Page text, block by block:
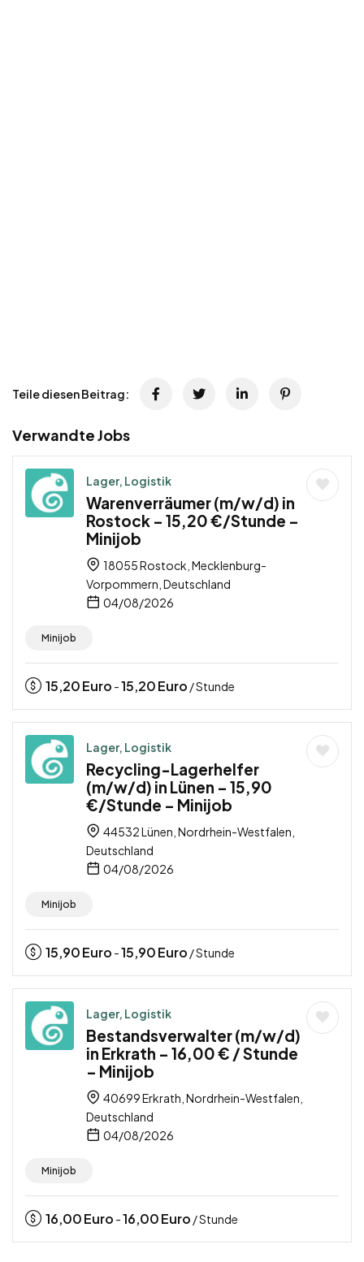
Teile diesen Beitrag:
Verwandte Jobs
Lager, Logistik
Warenverräumer (m/w/d) in
Rostock – 15,20 €/Stunde –
Minijob
18055 Rostock, Mecklenburg-
Vorpommern, Deutschland
04/08/2026
Minijob
15,20Euro -15,20Euro / Stunde
Lager, Logistik
Recycling-Lagerhelfer
(m/w/d) in Lünen – 15,90
€/Stunde – Minijob
44532 Lünen, Nordrhein-Westfalen,
Deutschland
04/08/2026
Minijob
15,90Euro -15,90Euro / Stunde
Lager, Logistik
Bestandsverwalter (m/w/d)
in Erkrath – 16,00 € / Stunde
– Minijob
40699 Erkrath, Nordrhein-Westfalen,
Deutschland
04/08/2026
Minijob
16,00Euro -16,00Euro / Stunde